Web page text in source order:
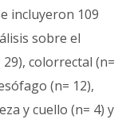
incluyeron 109
sobre el
colorrectal (n=
(n= 12),
y cuello (n= 4) y